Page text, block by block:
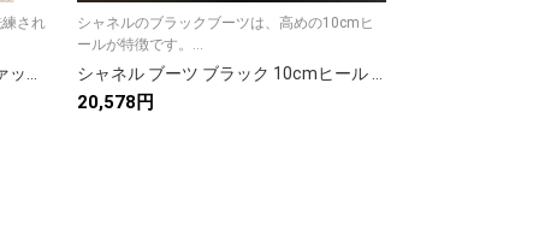
され
シャネルのブラックブーツは、高めの10cmヒ
ールが特徴です。...
20,578円